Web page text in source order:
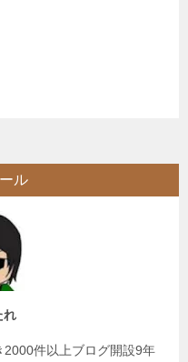
ル
れ
件以上ブログ開設9年